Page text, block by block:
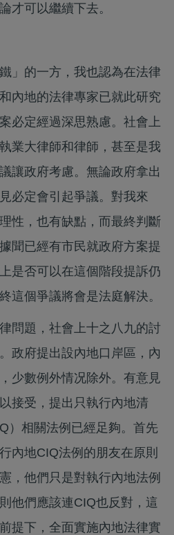
才可以繼續下去。
」的一方，我也認為在法律
內地的法律專家已就此研究
必定經過深思熟慮。社會上
業大律師和律師，甚至是我
讓政府考慮。無論政府拿出
必定會引起爭議。對我來
性，也有缺點，而最終判斷
聞已經有市民就政府方案提
是否可以在這個階段提訴仍
這個爭議將會是法庭解決。
問題，社會上十之八九的討
政府提出設內地口岸區，內
少數例外情况除外。有意見
接受，提出只執行內地清
）相關法例已經足夠。首先
內地CIQ法例的朋友在原則
，他們只是對執行內地法例
他們應該連CIQ也反對，這
提下，全面實施內地法律實